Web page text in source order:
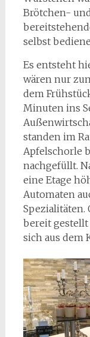
Brötchen-
selbst
Es entsteht
wären nur
dem
Minuten ins
standen im
Apfelschorle
nachgefüllt.
eine Etage
Automaten
bereit
sich aus dem